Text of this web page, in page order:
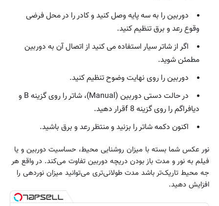
دوربین را به سه پایه وصل کنید و کادر را در محل فرضی
وقوع رعد و برق تنظیم کنید.
اگر از شاتر سیار استفاده می کنید از اتصال آن به دوربین
مطمئن شوید.
دوربین را روی نهایت وضوح تنظیم کنید.
در حالت دستی دوربین (Manual)، شاتر را روی گزینه B و
دیافراگم را روی گزینه f 8قرار دهید.
اکنون دکمه شاتر را بزنید و منتظر رعد و برق باشید.
نور عکس شما بسته با میزان روشنایی محیط، حساسیت دوربین و یا
فیلم به نور و مدت باز بودن دریچه دوربین تفاوت می‌کند. در واقع هر
جه محیط تاریک‌تر باشد مدت طولانی‌تری می‌توانید میزان نوردهی را
افزایش دهید.